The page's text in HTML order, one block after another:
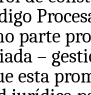
parte
–
esta